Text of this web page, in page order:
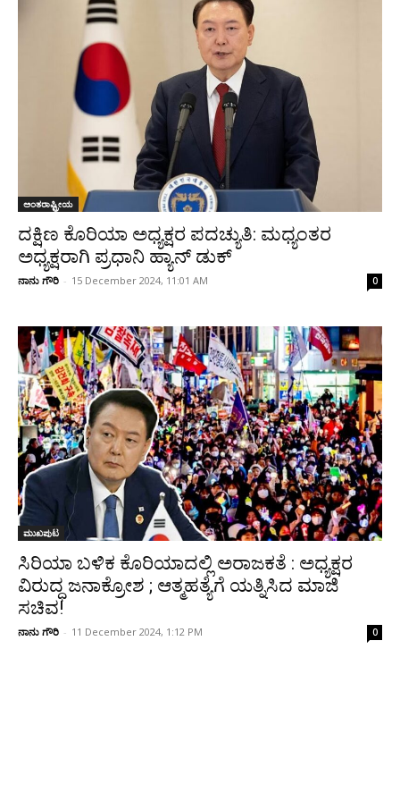
ಅಂತರಾಷ್ಟ್ರೀಯ
ದಕ್ಷಿಣ ಕೊರಿಯಾ ಅಧ್ಯಕ್ಷರ ಪದಚ್ಯುತಿ: ಮಧ್ಯಂತರ
ಅಧ್ಯಕ್ಷರಾಗಿ ಪ್ರಧಾನಿ ಹ್ಯಾನ್ ಡುಕ್
ನಾನು ಗೌರಿ - 15 December 2024, 11:01 AM 0
ಮುಖಪುಟ
ಸಿರಿಯಾ ಬಳಿಕ ಕೊರಿಯಾದಲ್ಲಿ ಅರಾಜಕತೆ : ಅಧ್ಯಕ್ಷರ
ವಿರುದ್ಧ ಜನಾಕ್ರೋಶ ; ಆತ್ಮಹತ್ಯೆಗೆ ಯತ್ನಿಸಿದ ಮಾಜಿ
ಸಚಿವ!
ನಾನು ಗೌರಿ - 11 December 2024, 1:12 PM 0